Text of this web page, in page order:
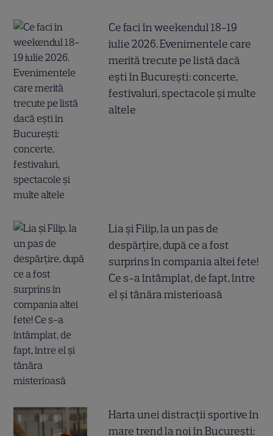
Ce faci în weekendul 18-19
iulie 2026. Evenimentele care
merită trecute pe listă dacă
ești în București: concerte,
festivaluri, spectacole și multe
altele
Lia și Filip, la un pas de
despărțire, după ce a fost
surprins în compania altei fete!
Ce s-a întâmplat, de fapt, între
el și tânăra misterioasă
Harta unei distracții sportive în
mare trend la noi în București: